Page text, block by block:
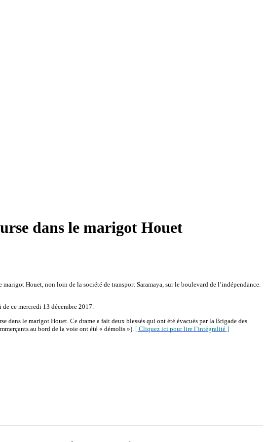
dans le marigot Houet
Houet, non loin de la société de transport Saramaya, sur le boulevard de l’indépendance.
ce mercredi 13 décembre 2017.
le marigot Houet. Ce drame a fait deux blessés qui ont été évacués par la Brigade des
au bord de la voie ont été « démolis »). [ Cliquez ici pour lire l’intégralité ]